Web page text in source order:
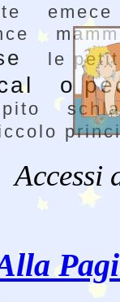
emece
le
o
Accessi